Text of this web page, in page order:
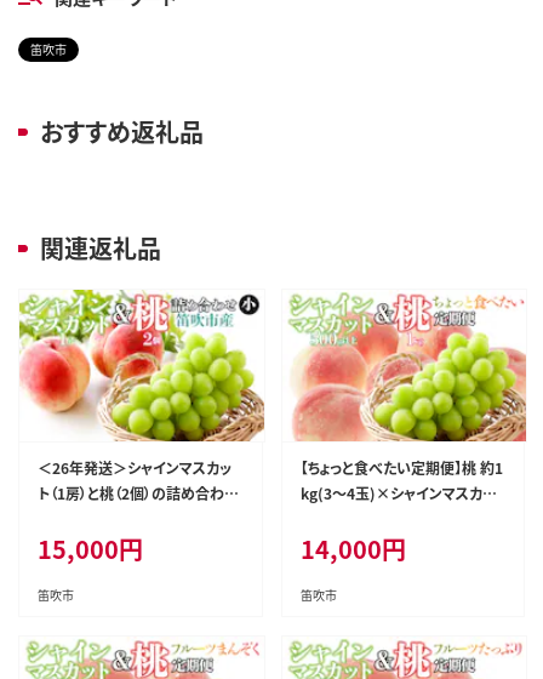
笛吹市
おすすめ返礼品
関連返礼品
＜26年発送＞シャインマスカッ
ト（1房）と桃（2個）の詰め合わせ
15,000円
笛吹市
【ちょっと食べたい定期便】桃 約1
kg(3～4玉)×シャインマスカッ
14,000円
笛吹市